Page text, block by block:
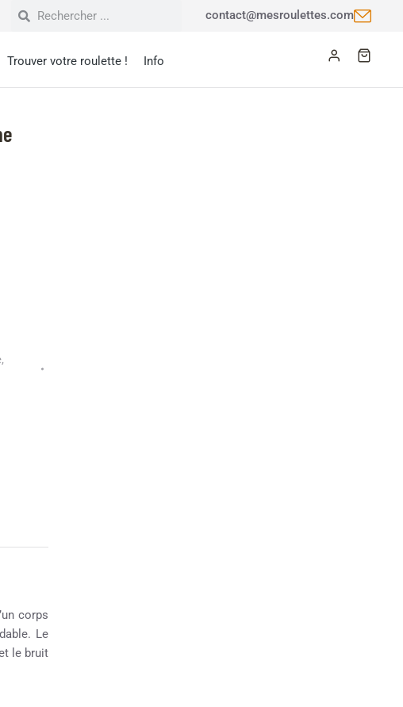
contact@mesroulettes.com
Trouver votre roulette ! Info
,
corps
Le
le bruit